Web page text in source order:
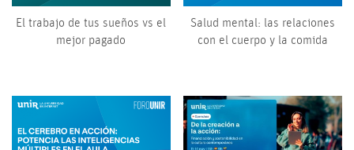
El trabajo de tus sueños vs el
mejor pagado
Salud mental: las relaciones
con el cuerpo y la comida